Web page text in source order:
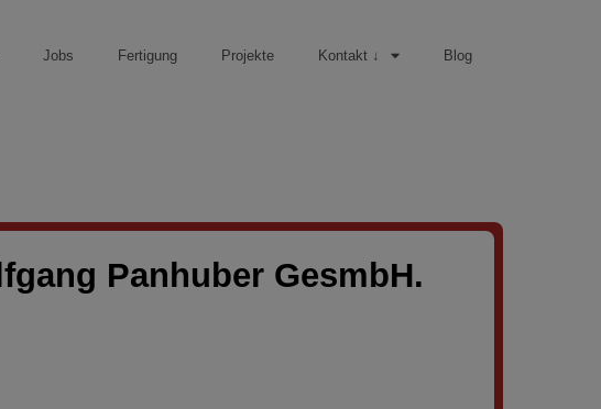
Jobs Fertigung Projekte Kontakt ↓ Blog
Panhuber GesmbH.